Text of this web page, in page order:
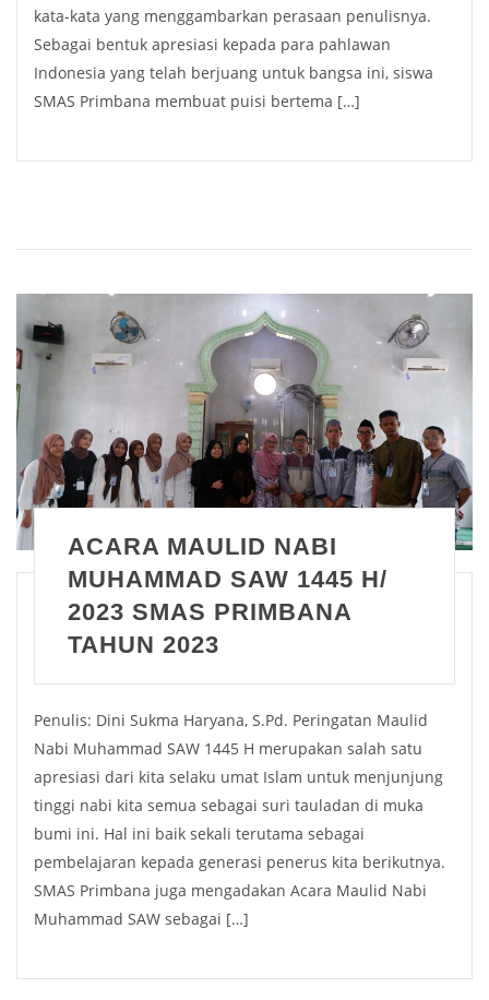
kata-kata yang menggambarkan perasaan penulisnya.
Sebagai bentuk apresiasi kepada para pahlawan
Indonesia yang telah berjuang untuk bangsa ini, siswa
SMAS Primbana membuat puisi bertema […]
ACARA MAULID NABI
MUHAMMAD SAW 1445 H/
2023 SMAS PRIMBANA
TAHUN 2023
Penulis: Dini Sukma Haryana, S.Pd. Peringatan Maulid
Nabi Muhammad SAW 1445 H merupakan salah satu
apresiasi dari kita selaku umat Islam untuk menjunjung
tinggi nabi kita semua sebagai suri tauladan di muka
bumi ini. Hal ini baik sekali terutama sebagai
pembelajaran kepada generasi penerus kita berikutnya.
SMAS Primbana juga mengadakan Acara Maulid Nabi
Muhammad SAW sebagai […]